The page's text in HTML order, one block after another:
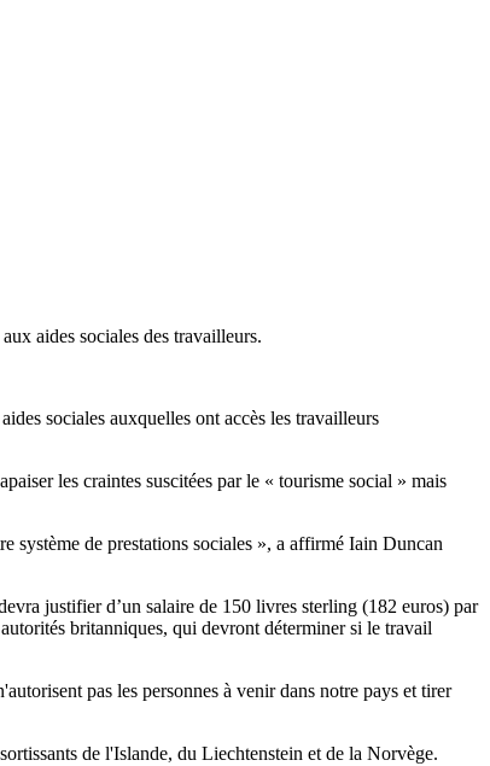
aides sociales des travailleurs.
sociales auxquelles ont accès les travailleurs
les craintes suscitées par le « tourisme social » mais
système de prestations sociales », a affirmé Iain Duncan
justifier d’un salaire de 150 livres sterling (182 euros) par
britanniques, qui devront déterminer si le travail
pas les personnes à venir dans notre pays et tirer
de l'Islande, du Liechtenstein et de la Norvège.